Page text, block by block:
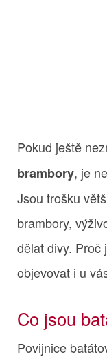
Pokud ještě
brambory, je
Jsou trošku
brambory,
dělat divy. Proč
objevovat i u
Co jsou
Povijnice